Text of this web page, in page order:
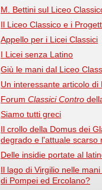
M. Bettini sul Liceo
Il Liceo Classico e i
Appello per i Licei Classici
I Licei senza Latino
Giù le mani dal Liceo
Un interessante articolo di
Forum Classici Contro
Siamo tutti greci
Il crollo della Domus dei
degrado e l'attuale scarso
Delle insidie portate al
Il lago di Virgilio nelle
di Pompei ed Ercolano?